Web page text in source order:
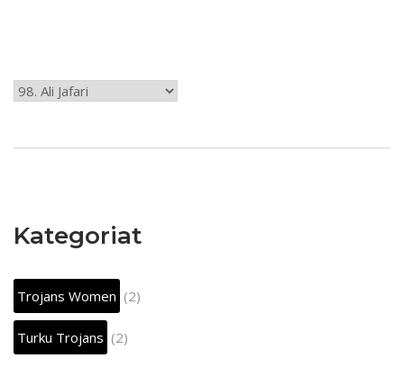
Kategoriat
Trojans Women (2)
Turku Trojans (2)